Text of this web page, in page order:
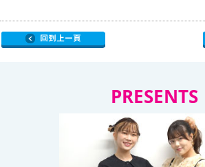
PRESENTS